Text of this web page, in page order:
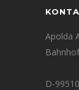
Apolda
D-